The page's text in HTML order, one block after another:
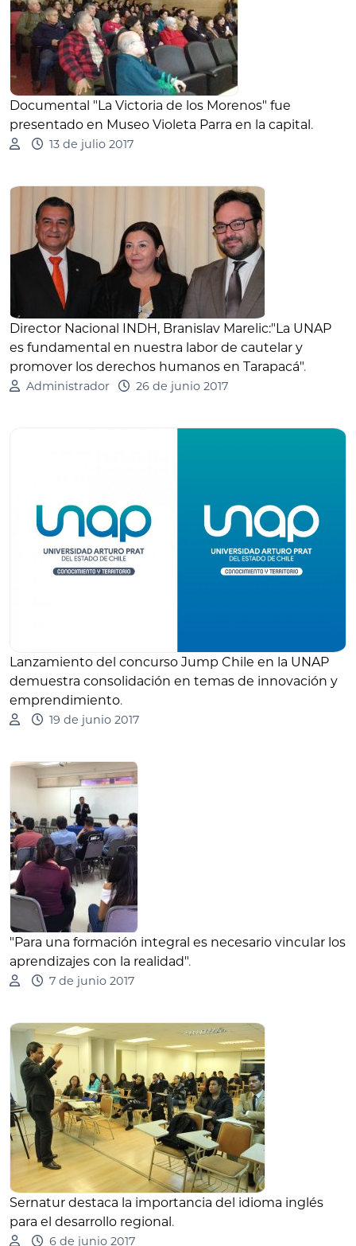
Documental "La Victoria de los Morenos" fue
presentado en Museo Violeta Parra en la capital.
13 de julio 2017
Director Nacional INDH, Branislav Marelic:"La UNAP
es fundamental en nuestra labor de cautelar y
promover los derechos humanos en Tarapacá".
Administrador 26 de junio 2017
Lanzamiento del concurso Jump Chile en la UNAP
demuestra consolidación en temas de innovación y
emprendimiento.
19 de junio 2017
"Para una formación integral es necesario vincular los
aprendizajes con la realidad".
7 de junio 2017
Sernatur destaca la importancia del idioma inglés
para el desarrollo regional.
6 de junio 2017